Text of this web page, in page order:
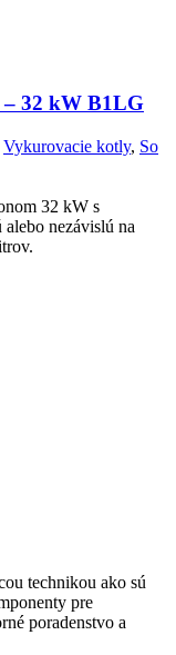
– 32 kW B1LG
Vykurovacie kotly, So
32 kW s
nezávislú na
technikou ako sú
pre
poradenstvo a